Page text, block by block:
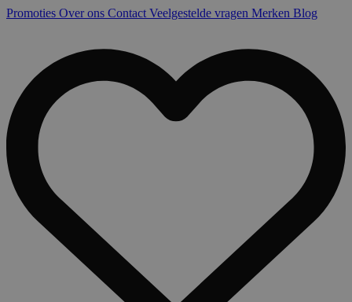
Promoties Over ons Contact Veelgestelde vragen Merken Blog